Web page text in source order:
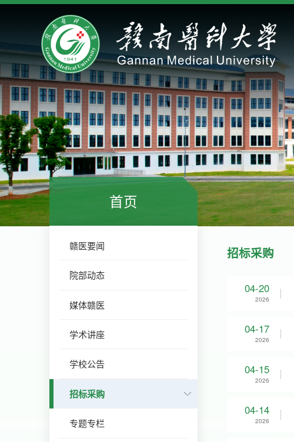
首页
赣医要闻
院部动态
媒体赣医
学术讲座
学校公告
招标采购
专题专栏
招标采购
04-20
2026
04-17
2026
04-15
2026
04-14
2026